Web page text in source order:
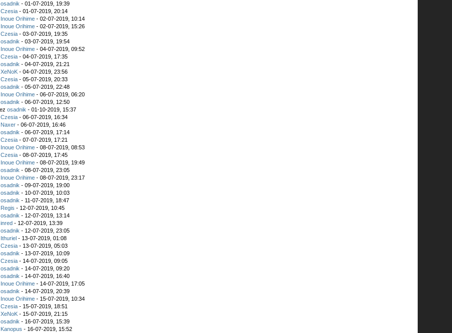
osadnik - 01-07-2019, 19:39
Czesia - 01-07-2019, 20:14
Inoue Orihime - 02-07-2019, 10:14
Inoue Orihime - 02-07-2019, 15:26
Czesia - 03-07-2019, 19:35
osadnik - 03-07-2019, 19:54
Inoue Orihime - 04-07-2019, 09:52
Czesia - 04-07-2019, 17:35
osadnik - 04-07-2019, 21:21
XeNoK - 04-07-2019, 23:56
Czesia - 05-07-2019, 20:33
osadnik - 05-07-2019, 22:48
Inoue Orihime - 06-07-2019, 06:20
osadnik - 06-07-2019, 12:50
osadnik - 01-10-2019, 15:37
Czesia - 06-07-2019, 16:34
Naxer - 06-07-2019, 16:46
osadnik - 06-07-2019, 17:14
Czesia - 07-07-2019, 17:21
Inoue Orihime - 08-07-2019, 08:53
Czesia - 08-07-2019, 17:45
Inoue Orihime - 08-07-2019, 19:49
osadnik - 08-07-2019, 23:05
Inoue Orihime - 08-07-2019, 23:17
osadnik - 09-07-2019, 19:00
osadnik - 10-07-2019, 10:03
osadnik - 11-07-2019, 18:47
Regis - 12-07-2019, 10:45
osadnik - 12-07-2019, 13:14
inred - 12-07-2019, 13:39
osadnik - 12-07-2019, 23:05
Ithuriel - 13-07-2019, 01:08
Czesia - 13-07-2019, 05:03
osadnik - 13-07-2019, 10:09
Czesia - 14-07-2019, 09:05
osadnik - 14-07-2019, 09:20
osadnik - 14-07-2019, 16:40
Inoue Orihime - 14-07-2019, 17:05
osadnik - 14-07-2019, 20:39
Inoue Orihime - 15-07-2019, 10:34
Czesia - 15-07-2019, 18:51
XeNoK - 15-07-2019, 21:15
osadnik - 16-07-2019, 15:39
Kanopus - 16-07-2019, 15:52